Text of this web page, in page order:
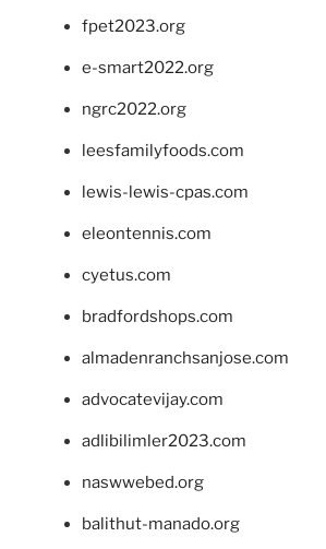
fpet2023.org
e-smart2022.org
ngrc2022.org
leesfamilyfoods.com
lewis-lewis-cpas.com
eleontennis.com
cyetus.com
bradfordshops.com
almadenranchsanjose.com
advocatevijay.com
adlibilimler2023.com
naswwebed.org
balithut-manado.org